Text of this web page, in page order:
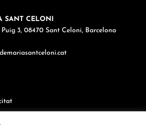
SANT CELONI
Puig 3, 08470 Sant Celoni, Barcelona